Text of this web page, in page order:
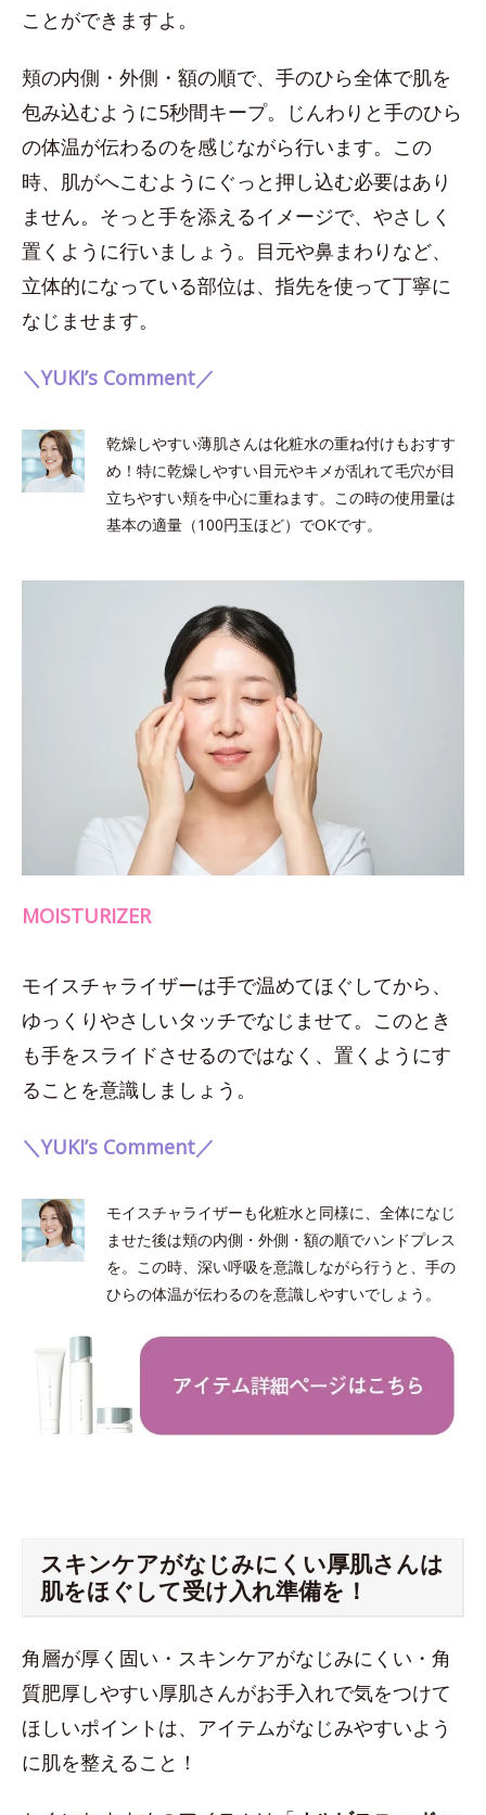
ことができますよ。
頬の内側・外側・額の順で、手のひら全体で肌を
包み込むように5秒間キープ。じんわりと手のひら
の体温が伝わるのを感じながら行います。この
時、肌がへこむようにぐっと押し込む必要はあり
ません。そっと手を添えるイメージで、やさしく
置くように行いましょう。目元や鼻まわりなど、
立体的になっている部位は、指先を使って丁寧に
なじませます。
＼YUKI’s Comment／
乾燥しやすい薄肌さんは化粧水の重ね付けもおすす
め！特に乾燥しやすい目元やキメが乱れて毛穴が目
立ちやすい頬を中心に重ねます。この時の使用量は
基本の適量（100円玉ほど）でOKです。
MOISTURIZER
モイスチャライザーは手で温めてほぐしてから、
ゆっくりやさしいタッチでなじませて。このとき
も手をスライドさせるのではなく、置くようにす
ることを意識しましょう。
＼YUKI’s Comment／
モイスチャライザーも化粧水と同様に、全体になじ
ませた後は頬の内側・外側・額の順でハンドプレス
を。この時、深い呼吸を意識しながら行うと、手の
ひらの体温が伝わるのを意識しやすいでしょう。
スキンケアがなじみにくい厚肌さんは
肌をほぐして受け入れ準備を！
角層が厚く固い・スキンケアがなじみにくい・角
質肥厚しやすい厚肌さんがお手入れで気をつけて
ほしいポイントは、アイテムがなじみやすいよう
に肌を整えること！